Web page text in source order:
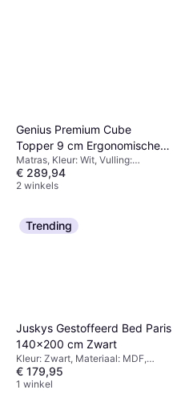
Genius Premium Cube
Topper 9 cm Ergonomische
Matrastopper 180 x 200 cm
Matras, Kleur: Wit, Vulling:
Geheugenschuim, Materiaal: Stof,
Dikte Matras: 9 cm, Stevigheid:
€ 289,94
2 winkels
Trending
Juskys Gestoffeerd Bed Paris
140x200 cm Zwart
Kleur: Zwart, Materiaal: MDF,
Kunstleer, Beenhoogte: 3.15 cm
€ 179,95
1 winkel